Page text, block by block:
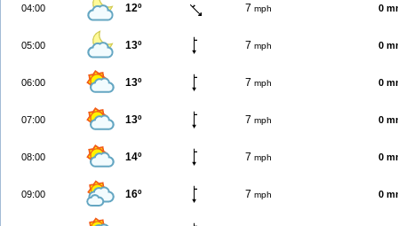
04:00 12º 7 mph 0
05:00 13º 7 mph 0
06:00 13º 7 mph 0
07:00 13º 7 mph 0
08:00 14º 7 mph 0
09:00 16º 7 mph 0